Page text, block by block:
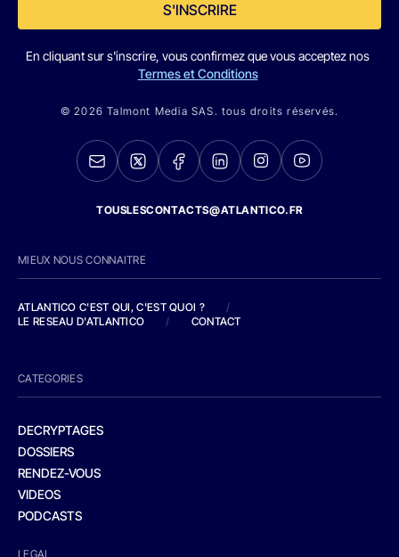
S'INSCRIRE
En cliquant sur s'inscrire, vous confirmez que vous acceptez nos
Termes et Conditions
© 2026 Talmont Media SAS. tous droits réservés.
TOUSLESCONTACTS@ATLANTICO.FR
MIEUX NOUS CONNAITRE
ATLANTICO C'EST QUI, C'EST QUOI ?
/
LE RESEAU D'ATLANTICO
/ CONTACT
CATEGORIES
DECRYPTAGES
DOSSIERS
RENDEZ-VOUS
VIDEOS
PODCASTS
LEGAL